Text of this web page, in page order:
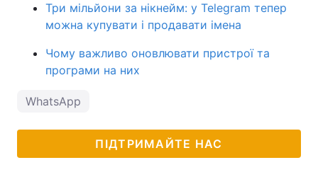
Три мільйони за нікнейм: у Telegram тепер
можна купувати і продавати імена
Чому важливо оновлювати пристрої та
програми на них
WhatsApp
ПІДТРИМАЙТЕ НАС